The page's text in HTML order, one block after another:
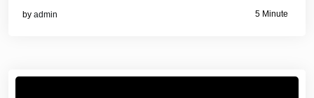
by admin 5 Minute